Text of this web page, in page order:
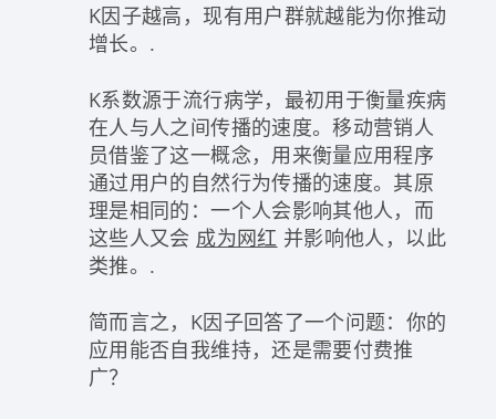
K因子越高，现有用户群就越能为你推动
增长。.
K系数源于流行病学，最初用于衡量疾病
在人与人之间传播的速度。移动营销人
员借鉴了这一概念，用来衡量应用程序
通过用户的自然行为传播的速度。其原
理是相同的：一个人会影响其他人，而
这些人又会 成为网红 并影响他人，以此
类推。.
简而言之，K因子回答了一个问题：你的
应用能否自我维持，还是需要付费推
广？